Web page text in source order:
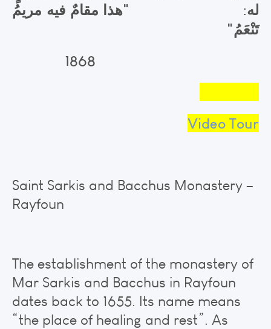
له: "هذا مقامٌ فيه مريمُ
تَنْعَمُ"
Video Tour
Saint Sarkis and Bacchus Monastery –
Rayfoun
The establishment of the monastery of
Mar Sarkis and Bacchus in Rayfoun
dates back to 1655. Its name means
“the place of healing and rest”. As